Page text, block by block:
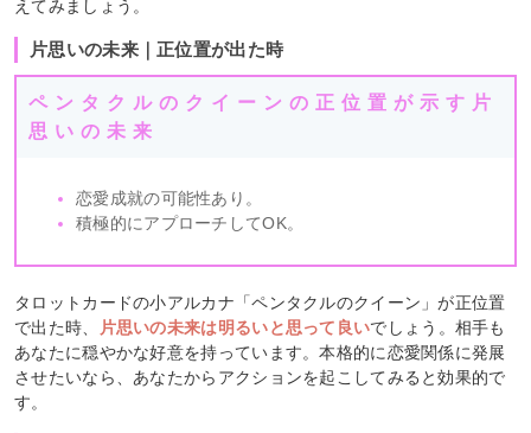
えてみましょう。
片思いの未来｜正位置が出た時
ペンタクルのクイーンの正位置が示す片
思いの未来
恋愛成就の可能性あり。
積極的にアプローチしてOK。
タロットカードの小アルカナ「ペンタクルのクイーン」が正位置
で出た時、
片思いの未来は明るいと思って良いでしょう。相手も
あなたに穏やかな好意を持っています。本格的に恋愛関係に発展
させたいなら、あなたからアクションを起こしてみると効果的で
す。